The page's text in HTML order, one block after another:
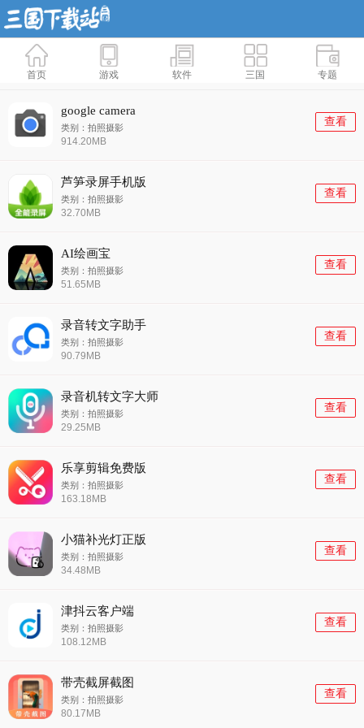
首页 游戏 软件 三国 专题
google camera
类别：拍照摄影
914.20MB
查看
芦笋录屏手机版
类别：拍照摄影
32.70MB
查看
AI绘画宝
类别：拍照摄影
51.65MB
查看
录音转文字助手
类别：拍照摄影
90.79MB
查看
录音机转文字大师
类别：拍照摄影
29.25MB
查看
乐享剪辑免费版
类别：拍照摄影
163.18MB
查看
小猫补光灯正版
类别：拍照摄影
34.48MB
查看
津抖云客户端
类别：拍照摄影
108.12MB
查看
带壳截屏截图
类别：拍照摄影
80.17MB
查看